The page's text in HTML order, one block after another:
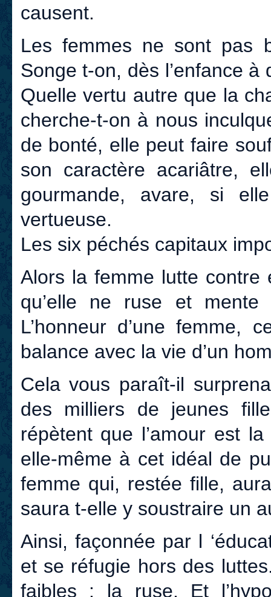
causent.
Les femmes ne sont pas
Songe t-on, dès l’enfance
Quelle vertu autre que la
cherche-t-on à nous
de bonté, elle peut faire
son caractère acariâtre,
gourmande, avare, si
vertueuse.
Les six péchés capitaux
Alors la femme lutte
qu’elle ne ruse et mente
L’honneur d’une femme,
balance avec la vie d’un
Cela vous paraît-il
des milliers de jeunes
répètent que l’amour est
elle-même à cet idéal de
femme qui, restée fille,
saura t-elle y soustraire un
Ainsi, façonnée par l
et se réfugie hors des
faibles : la ruse. Et